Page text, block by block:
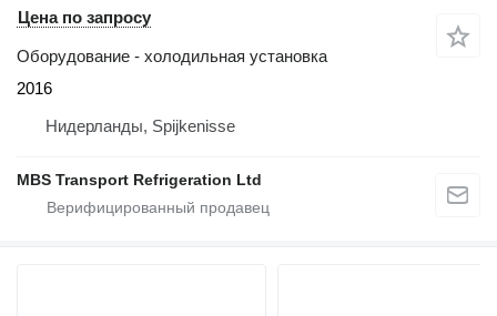
Цена по запросу
Оборудование - холодильная установка
2016
Нидерланды, Spijkenisse
MBS Transport Refrigeration Ltd